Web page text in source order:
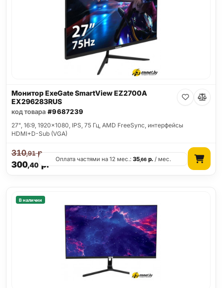
Монитор ExeGate SmartView EZ2700A
EX296283RUS
код товара #9687239
27", 16:9, 1920x1080, IPS, 75 Гц, AMD FreeSync, интерфейсы
HDMI+D-Sub (VGA)
300,40р.
310,91р.
Оплата частями на 12 мес.:35,66 р. / мес.
В наличии